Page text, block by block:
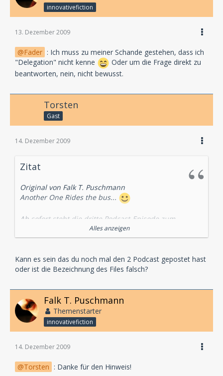
innovativefiction
13. Dezember 2009
Fader : Ich muss zu meiner Schande gestehen, dass ich
"Delegation" nicht kenne
Oder um die Frage direkt zu
beantworten, nein, nicht bewusst.
Torsten
Gast
14. Dezember 2009
Zitat
Original von Falk T. Puschmann
Another One Rides the bus...
Ab sofort steht die dritte Podcast-Episode zum
http://www.auroraiswatching.com/podcast/EZ-
Die RSS-Feed geht inzwischen:
Und wird außerdem bei Podster
(http://podster.de/view/10956
und iTunes
id=346167635
Bei Gefallen würden wir uns natürlich über eine
Alles anzeigen
Kann es sein das du noch mal den 2 Podcast gepostet hast
oder ist die Bezeichnung des Files falsch?
Falk T. Puschmann
Themenstarter
innovativefiction
14. Dezember 2009
Torsten : Danke für den Hinweis!